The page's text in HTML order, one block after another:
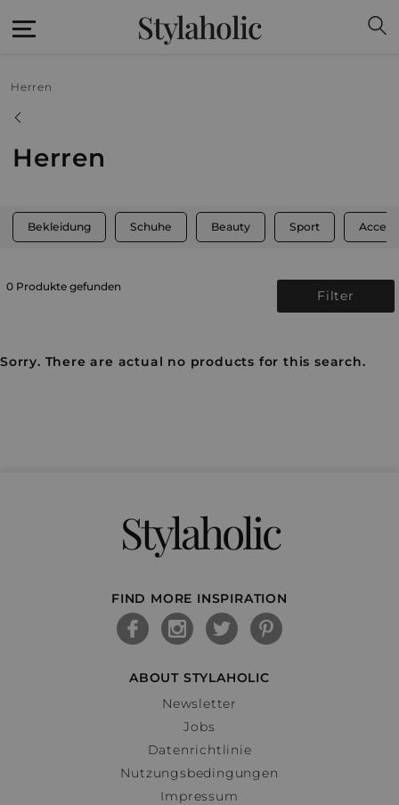
Stylaholic
Herren
Herren
Bekleidung Schuhe Beauty Sport
0 Produkte gefunden
Filter
Sorry. There are actual no products for this search.
Stylaholic
FIND MORE INSPIRATION
ABOUT STYLAHOLIC
Newsletter
Jobs
Datenrichtlinie
Nutzungsbedingungen
Impressum